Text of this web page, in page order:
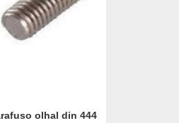
olhal din 444